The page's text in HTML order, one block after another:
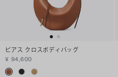
ピアス クロスボディバッグ
¥ 94,600